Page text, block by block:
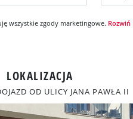
wszystkie zgody marketingowe. Rozwiń
LOKALIZACJA
OD ULICY JANA PAWŁA II